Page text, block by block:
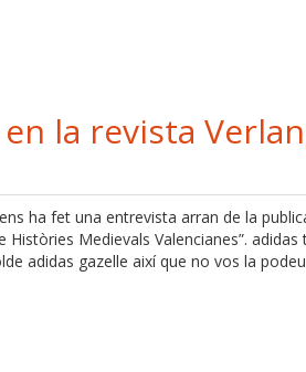
la revista
ha fet una entrevista arran de la
Històries Medievals Valencianes”. adidas
adidas gazelle així que no vos la